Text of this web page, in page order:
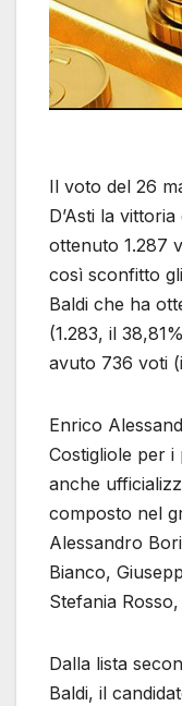
Il voto del 26
D’Asti la
ottenuto 1.287
così sconfitto
Baldi che ha
(1.283, il
avuto 736 voti
Enrico
Costigliole per i
anche
composto nel
Alessandro
Bianco,
Stefania
Dalla lista
Baldi, il